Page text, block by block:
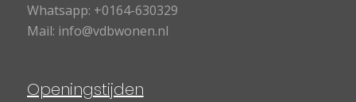
Whatsapp: +0164-630329
Mail: info@vdbwonen.nl
Openingstijden